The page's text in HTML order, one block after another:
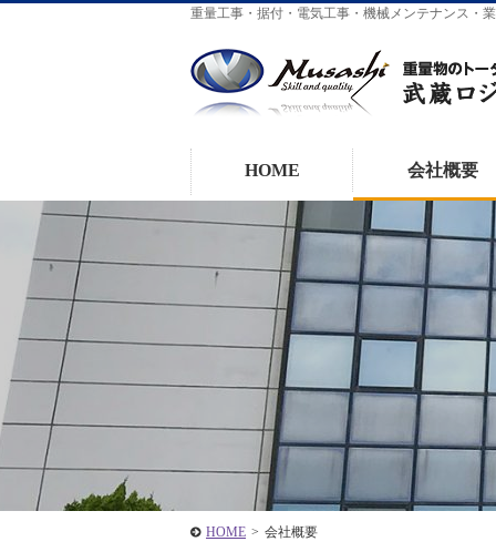
重量工事・据付・電気工事・機械メンテナンス・
HOME 会社概要
HOME > 会社概要